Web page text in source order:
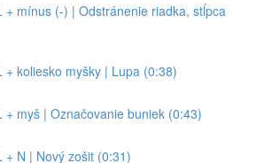
+ mínus (-) | Odstránenie riadka, stĺpca
+ koliesko myšky | Lupa (0:38)
+ myš | Označovanie buniek (0:43)
+ N | Nový zošit (0:31)